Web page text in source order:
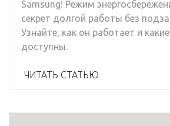
Samsung! Режим
секрет долгой работы без
Узнайте, как он работает и
доступны.
ЧИТАТЬ СТАТЬЮ